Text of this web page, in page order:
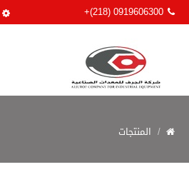
+(218) 0919606300
المنتجات